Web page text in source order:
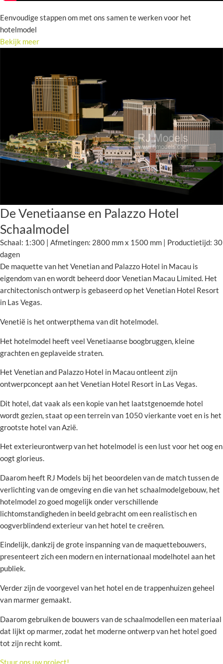
Eenvoudige stappen om met ons samen te werken voor het
hotelmodel
Bekijk meer
De Venetiaanse en Palazzo Hotel
Schaalmodel
Schaal: 1:300 | Afmetingen: 2800 mm x 1500 mm | Productietijd: 30
dagen
De maquette van het Venetian and Palazzo Hotel in Macau is
eigendom van en wordt beheerd door Venetian Macau Limited. Het
architectonisch ontwerp is gebaseerd op het Venetian Hotel Resort
in Las Vegas.
Venetië is het ontwerpthema van dit hotelmodel.
Het hotelmodel heeft veel Venetiaanse boogbruggen, kleine
grachten en geplaveide straten.
Het Venetian and Palazzo Hotel in Macau ontleent zijn
ontwerpconcept aan het Venetian Hotel Resort in Las Vegas.
Dit hotel, dat vaak als een kopie van het laatstgenoemde hotel
wordt gezien, staat op een terrein van 1050 vierkante voet en is het
grootste hotel van Azië.
Het exterieurontwerp van het hotelmodel is een lust voor het oog en
oogt glorieus.
Daarom heeft RJ Models bij het beoordelen van de match tussen de
verlichting van de omgeving en die van het schaalmodelgebouw, het
hotelmodel zo goed mogelijk onder verschillende
lichtomstandigheden in beeld gebracht om een realistisch en
oogverblindend exterieur van het hotel te creëren.
Eindelijk, dankzij de grote inspanning van de maquettebouwers,
presenteert zich een modern en internationaal modelhotel aan het
publiek.
Verder zijn de voorgevel van het hotel en de trappenhuizen geheel
van marmer gemaakt.
Daarom gebruiken de bouwers van de schaalmodellen een materiaal
dat lijkt op marmer, zodat het moderne ontwerp van het hotel goed
tot zijn recht komt.